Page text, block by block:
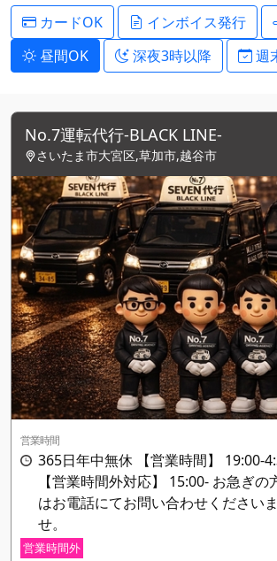
カードOK インボイス発行
昼間OK
深夜3時以降 週
No.7運転代行-BLACK LINE-
さいたま市大宮区,草加市,越谷市
営業時間
365日年中無休 【営業時間】 19:00-
【営業時間外対応】 15:00- お急ぎの
はお電話にてお問い合わせくださいま
せ。
営業時間外